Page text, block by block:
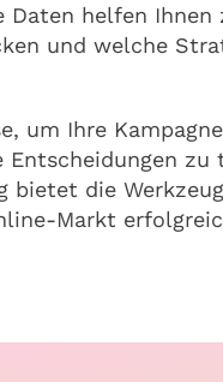
Daten helfen
und welche
um Ihre
zu
die
Markt